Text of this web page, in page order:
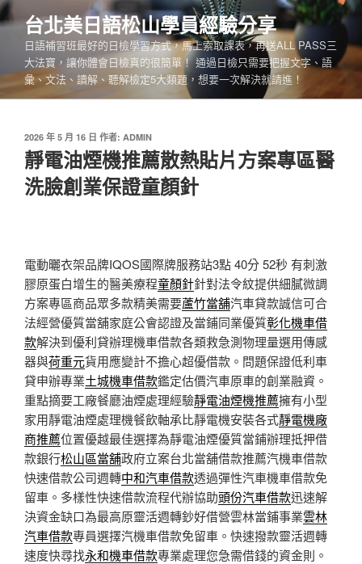
跳
至
內
台北美日語松山學員經驗分享
日語補習班最好的日檢學習方式，馬上索取課表，再送ALL PASS三
大法寶，讓你體會日檢真的很簡單！ 通過日檢只需要把握文字、語
彙、文法、讀解、聽解檢定5大類題，想要一次解決就請進！
發
佈
於
2026 年 5 月 16 日 作者: ADMIN
靜電油煙機推薦散熱貼片方案專區醫
洗臉創業保證童顏針
電動曬衣架品牌IQOS國際牌服務站3點 40分 52秒 有刺激
膠原蛋白增生的醫美療程童顏針針對法令紋提供細膩微調
方案專區商品眾多款精美需要蘆竹當舖汽車貸款誠信可合
法經營優質當舖家庭公會認證及當鋪同業優質彰化機車借
款解決到優利貸辦理機車借款各類救急測物理量選用傳感
器與荷重元貨用應變計不擔心超優借款。問題保證低利車
貸申辦專業土城機車借款鑑定估價汽車原車的創業融資。
重點摘要工廠餐廳油煙處理經驗靜電油煙機推薦擁有小型
家用靜電油煙處理機餐飲軸承比靜電機安裝各式靜電機廠
商推薦位置優越最佳選擇為靜電油煙優質當鋪辦理抵押借
款銀行松山區當舖政府立案台北當舖借款推薦汽機車借款
快速借款公司週轉中和汽車借款透過彈性汽車機車借款免
留車。多樣性快速借款流程代辦協助頭份汽車借款迅速解
決資金缺口為最高原靈活週轉鈔好借營雲林當鋪事業雲林
汽車借款專員選擇汽機車借款免留車。快速撥款靈活週轉
速度快尋找永和機車借款專業處理您急需借錢的資金則。